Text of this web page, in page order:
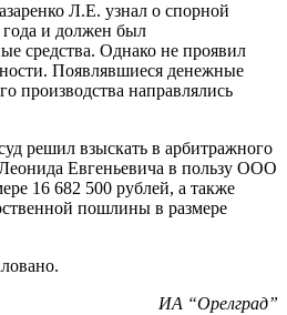
Л.Е. узнал о спорной
года и должен был
средства. Однако не проявил
Появлявшиеся денежные
производства направлялись
решил взыскать в арбитражного
Евгеньевича в пользу ООО
16 682 500 рублей, а также
пошлины в размере
ИА “Орелград”